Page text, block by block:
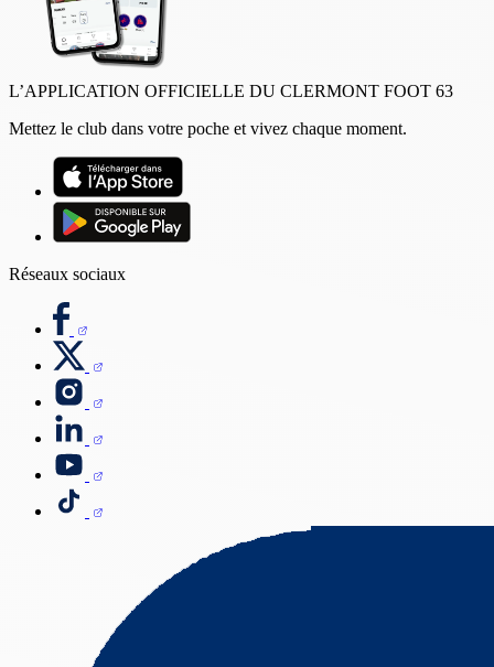
L’APPLICATION OFFICIELLE DU CLERMONT FOOT 63
Mettez le club dans votre poche et vivez chaque moment.
Réseaux sociaux